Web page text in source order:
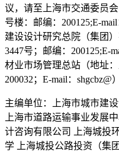
议，请至上海市交通委员
号楼：邮编：200125;E-
建设设计研究总院（集团
3447号；邮编：200125;E-
材业市场管理总站（地址
200032；E-mail：shgcbz@
主编单位：上海市城市建
上海市道路运输事业发展
计咨询有限公司 上海城投
学 上海城投公路投资（集